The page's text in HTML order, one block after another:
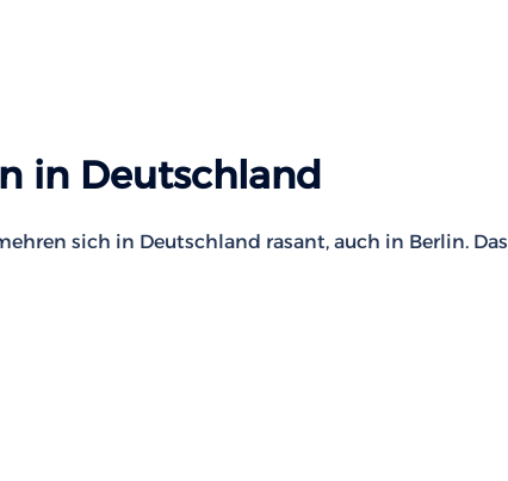
in Deutschland
sich in Deutschland rasant, auch in Berlin. Das